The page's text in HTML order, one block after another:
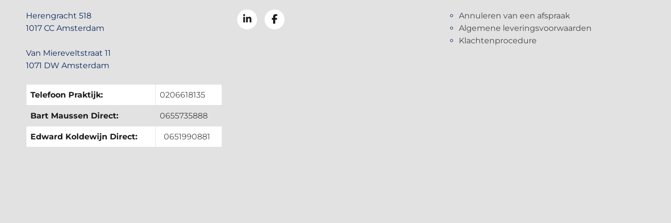
Herengracht 518
1017 CC Amsterdam
Van Miereveltstraat 11
1071 DW Amsterdam
Telefoon Praktijk: 0206618135
Bart Maussen Direct: 0655735888
Edward Koldewijn Direct: 0651990881
Annuleren van een afspraak
Algemene leveringsvoorwaarden
Klachtenprocedure